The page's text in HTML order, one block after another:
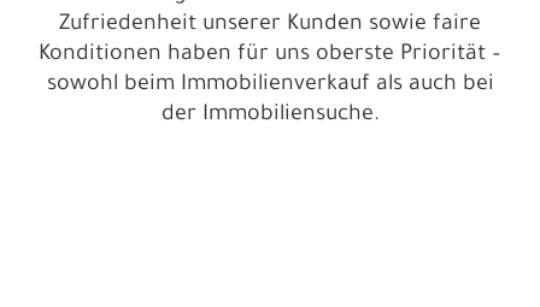
Zufriedenheit unserer Kunden sowie faire
Konditionen haben für uns oberste Priorität –
sowohl beim Immobilienverkauf als auch bei
der Immobiliensuche.